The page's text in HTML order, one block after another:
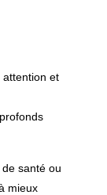
attention et
santé ou
mieux